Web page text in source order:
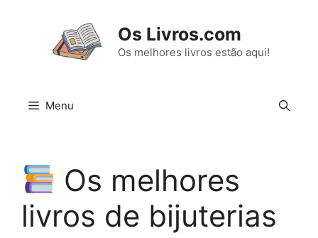
Os Livros.com
Os melhores livros estão aqui!
Menu
Os melhores
livros de bijuterias